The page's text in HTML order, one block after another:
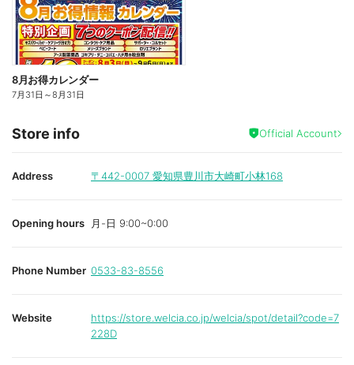
8月お得カレンダー
7月31日 ～8月31日
Store info Official Account
Address 〒442-0007 愛知県豊川市大崎町小林168
Opening hours 月-日 9:00~0:00
Phone Number 0533-83-8556
Website
https://store.welcia.co.jp/welcia/spot/detail?code=7
228D